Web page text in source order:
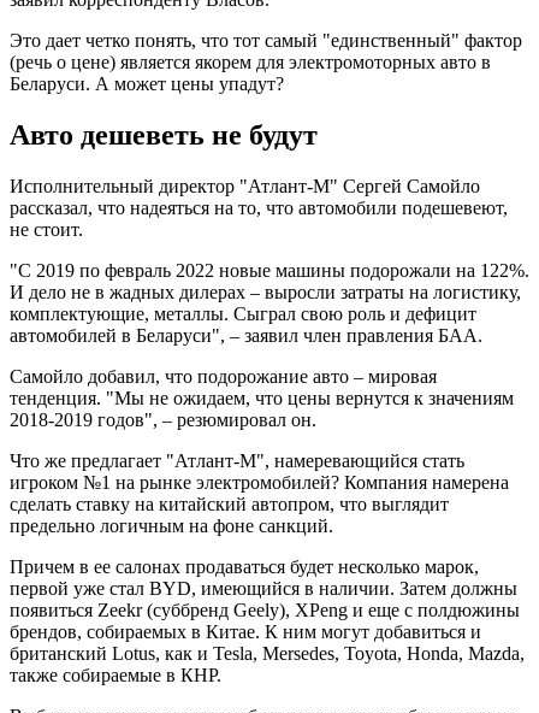
Это дает четко понять, что тот самый "единственный" фактор
(речь о цене) является якорем для электромоторных авто в
Беларуси. А может цены упадут?
Авто дешеветь не будут
Исполнительный директор "Атлант-М" Сергей Самойло
рассказал, что надеяться на то, что автомобили подешевеют,
не стоит.
"С 2019 по февраль 2022 новые машины подорожали на 122%.
И дело не в жадных дилерах – выросли затраты на логистику,
комплектующие, металлы. Сыграл свою роль и дефицит
автомобилей в Беларуси", – заявил член правления БАА.
Самойло добавил, что подорожание авто – мировая
тенденция. "Мы не ожидаем, что цены вернутся к значениям
2018-2019 годов", – резюмировал он.
Что же предлагает "Атлант-М", намеревающийся стать
игроком №1 на рынке электромобилей? Компания намерена
сделать ставку на китайский автопром, что выглядит
предельно логичным на фоне санкций.
Причем в ее салонах продаваться будет несколько марок,
первой уже стал BYD, имеющийся в наличии. Затем должны
появиться Zeekr (суббренд Geely), XPeng и еще c полдюжины
брендов, собираемых в Китае. К ним могут добавиться и
британский Lotus, как и Tesla, Mersedes, Toyota, Honda, Mazda,
также собираемые в КНР.